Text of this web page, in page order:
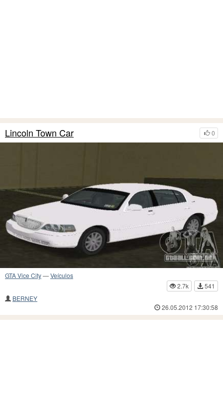
0
Lincoln Town Car
GTA Vice City—Veículos
2.7k
541
BERNEY
26.05.2012 17:30:58